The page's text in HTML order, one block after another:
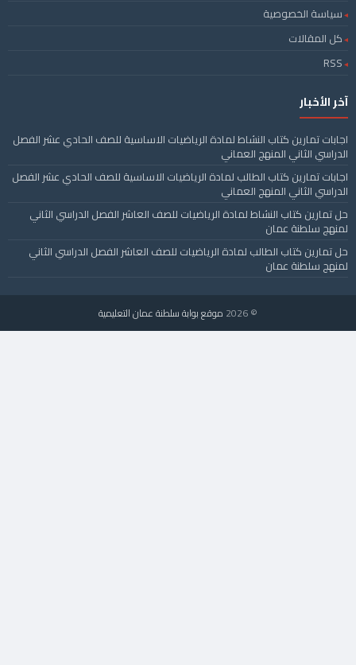
سياسة الخصوصية
كل المقالات
RSS
آخر الأخبار
اجابات تمارين كتاب النشاط لمادة الرياضيات الاساسية للصف الحادي عشر الفصل
الدراسي الثاني المنهج العماني
اجابات تمارين كتاب الطالب لمادة الرياضيات الاساسية للصف الحادي عشر الفصل
الدراسي الثاني المنهج العماني
حل تمارين كتاب النشاط لمادة الرياضيات للصف العاشر الفصل الدراسي الثاني
لمنهج سلطنة عمان
حل تمارين كتاب الطالب لمادة الرياضيات للصف العاشر الفصل الدراسي الثاني
لمنهج سلطنة عمان
© 2026 موقع بوابة سلطنة عمان التعليمية